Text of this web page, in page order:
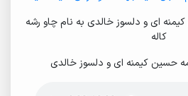
ای و دلسوز خالدی به نام چاو رشه
کاله
حسین کیمنه ای و دلسوز خالدی